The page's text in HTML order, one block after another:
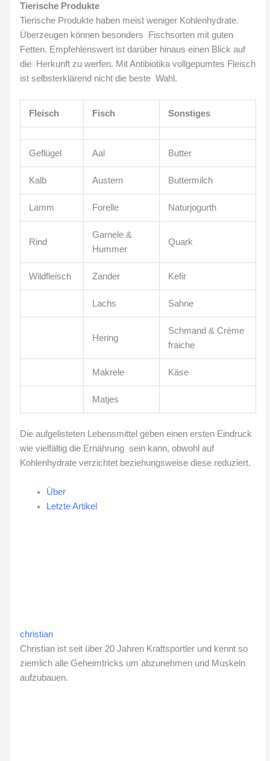
Tierische Produkte
Tierische Produkte haben meist weniger Kohlenhydrate.
Überzeugen können besonders Fischsorten mit guten
Fetten. Empfehlenswert ist darüber hinaus einen Blick auf
die Herkunft zu werfen. Mit Antibiotika vollgepumtes Fleisch
ist selbsterklärend nicht die beste Wahl.
Fleisch Fisch Sonstiges
Geflügel Aal Butter
Kalb Austern Buttermilch
Lamm Forelle Naturjogurth
Rind
Garnele &
Hummer
Quark
Wildfleisch Zander Kefir
Lachs Sahne
Hering
Schmand & Crème
fraiche
Makrele Käse
Matjes
Die aufgelisteten Lebensmittel geben einen ersten Eindruck
wie vielfältig die Ernährung sein kann, obwohl auf
Kohlenhydrate verzichtet beziehungsweise diese reduziert.
Über
Letzte Artikel
christian
Christian ist seit über 20 Jahren Kraftsportler und kennt so
ziemlich alle Geheimtricks um abzunehmen und Muskeln
aufzubauen.